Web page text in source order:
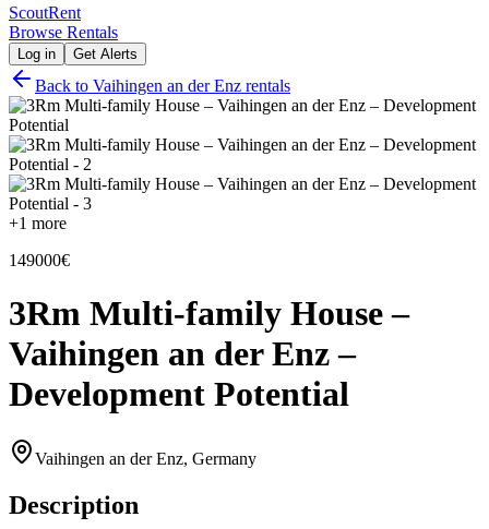
ScoutRent
Browse Rentals
Log in Get Alerts
Back to Vaihingen an der Enz rentals
+1 more
149000€
3Rm Multi-family House –
Vaihingen an der Enz –
Development Potential
Vaihingen an der Enz, Germany
Description